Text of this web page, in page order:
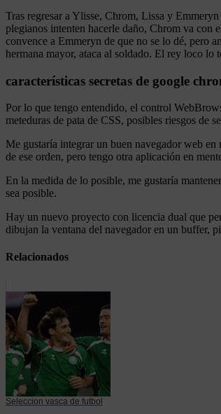
Tras regresar a Ylisse, Chrom, Lissa y
plegianos intenten hacerle daño, Chrom va con
convence a Emmeryn de que no se lo dé, pero
hermana mayor, ataca al soldado. El rey loco lo
características secretas de google
Por lo que tengo entendido, el control
meteduras de pata de CSS, posibles riesgos de
Me gustaría integrar un buen navegador web
de ese orden, pero tengo otra aplicación en
En la medida de lo posible, me gustaría
sea posible.
Hay un nuevo proyecto con licencia dual que
dibujan la ventana del navegador en un buffer,
Relacionados
Seleccion vasca de futbol